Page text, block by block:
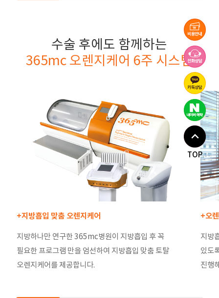
수술 후에도 함께하는
365mc 오렌지케어 6주 시스템
+지방흡입 맞춤 오렌지케어
지방하나만 연구한 365mc병원이 지방흡입 후 꼭
필요한 프로그램 만을 엄선하여 지방흡입 맞춤 토탈
오렌지케어를 제공합니다.
+오
지방
있도
진행
TOP